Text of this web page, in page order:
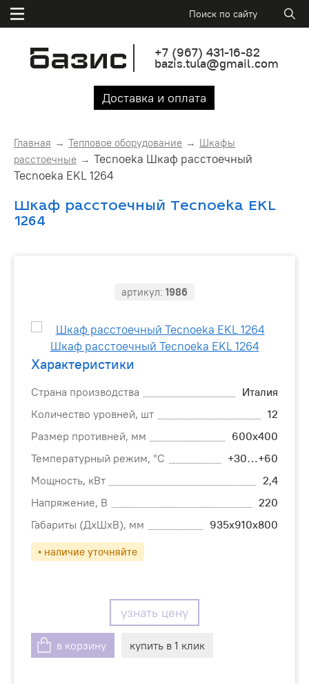
+7 (967) 431-16-82
bazis.tula@gmail.com
Доставка и оплата
Главная Тепловое оборудование
Шкафы
расстоечные
Tecnoeka Шкаф расстоечный
Tecnoeka EKL 1264
Шкаф расстоечный Tecnoeka EKL
1264
артикул: 1986
Характеристики
Страна производства
Италия
Количество уровней, шт
12
Размер противней, мм
600х400
Температурный режим, °С
+30…+60
Мощность, кВт
2,4
Напряжение, В
220
Габариты (ДхШхВ), мм
935х910х800
• наличие уточняйте
узнать цену
в корзину купить в 1 клик